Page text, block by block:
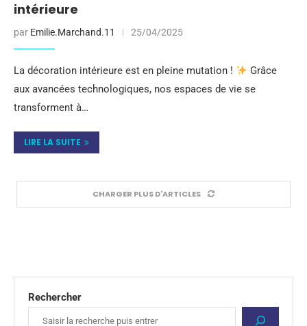
intérieure
par Emilie.Marchand.11 25/04/2025
La décoration intérieure est en pleine mutation !
Grâce
aux avancées technologiques, nos espaces de vie se
transforment à…
LIRE LA SUITE
CHARGER PLUS D'ARTICLES
Rechercher